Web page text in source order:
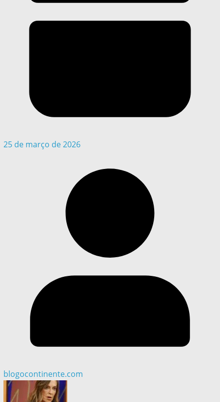
25 de março de 2026
blogocontinente.com